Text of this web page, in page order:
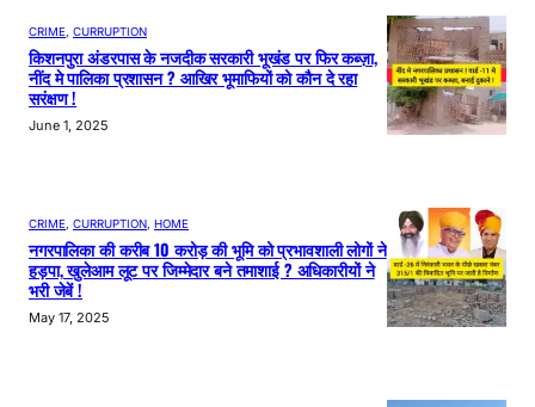
CRIME CURRUPTION
किशनपुरा अंडरपास के नजदीक सरकारी भूखंड पर फिर कब्ज़ा,
नींद मे पालिका प्रशासन ? आखिर भूमाफियों को कौन दे रहा
सरंक्षण !
June 1, 2025
CRIME CURRUPTION HOME
नगरपालिका की करीब 10 करोड़ की भूमि को प्रभावशाली लोगों ने
हड़पा, खुलेआम लूट पर जिम्मेदार बने तमाशाई ? अधिकारीयों ने
भरी जेबें !
May 17, 2025